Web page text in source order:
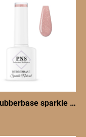
|PNSRBsparklecover7
PNS Rubberbase sparkle natural 7 ml